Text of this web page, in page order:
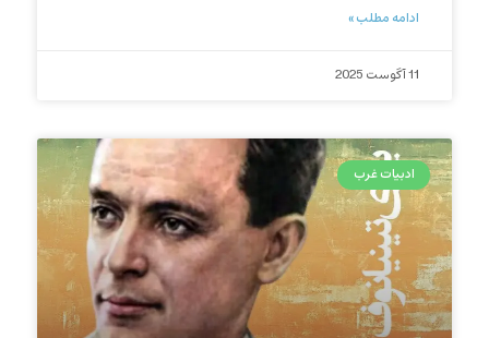
ادامه مطلب »
11 آگوست 2025
ادبیات غرب